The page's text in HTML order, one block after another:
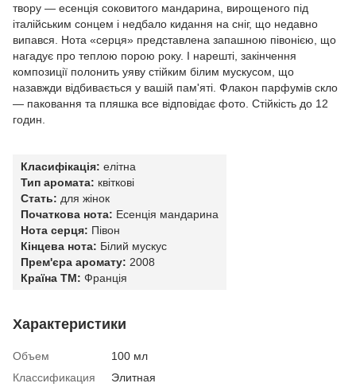
твору — есенція соковитого мандарина, вирощеного під
італійським сонцем і недбало кидання на сніг, що недавно
випався. Нота «серця» представлена запашною півонією, що
нагадує про теплою порою року. І нарешті, закінчення
композиції полонить уяву стійким білим мускусом, що
назавжди відбивається у вашій пам'яті. Флакон парфумів скло
— паковання та пляшка все відповідає фото. Стійкість до 12
годин.
Класифікація: елітна
Тип аромата: квіткові
Стать: для жінок
Початкова нота: Есенція мандарина
Нота серця: Півон
Кінцева нота: Білий мускус
Прем'єра аромату: 2008
Країна ТМ: Франція
Характеристики
Объем
100 мл
Классификация
Элитная